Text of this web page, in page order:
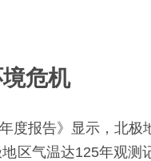
危机
度报告》显示，北极
区气温达125年观测